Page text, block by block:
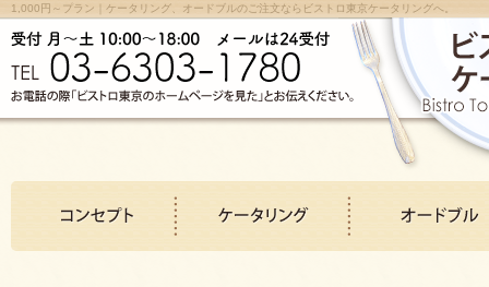
1,000円～プラン｜ケータリング、オードブルのご注文ならビストロ東京ケータリングへ。